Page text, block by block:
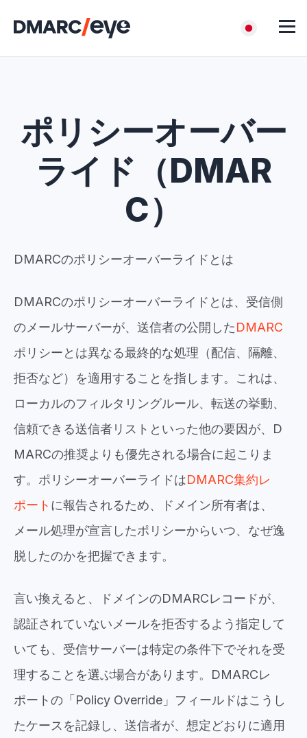
ポリシーオーバー
ライド（DMAR
C）
DMARCのポリシーオーバーライドとは
DMARCのポリシーオーバーライドとは、受信側
のメールサーバーが、送信者の公開したDMARC
ポリシーとは異なる最終的な処理（配信、隔離、
拒否など）を適用することを指します。これは、
ローカルのフィルタリングルール、転送の挙動、
信頼できる送信者リストといった他の要因が、D
MARCの推奨よりも優先される場合に起こりま
す。ポリシーオーバーライドはDMARC集約レ
ポート に報告されるため、ドメイン所有者は、
メール処理が宣言したポリシーからいつ、なぜ逸
脱したのかを把握できます。
言い換えると、ドメインのDMARCレコードが、
認証されていないメールを拒否するよう指定して
いても、受信サーバーは特定の条件下でそれを受
理することを選ぶ場合があります。DMARCレ
ポートの「Policy Override」フィールドはこうし
たケースを記録し、送信者が、想定どおりに適用